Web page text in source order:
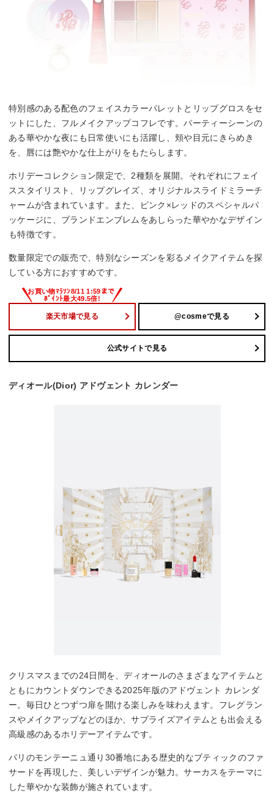
特別感のある配色のフェイスカラーパレットとリップグロスをセ
ットにした、フルメイクアップコフレです。パーティーシーンの
ある華やかな夜にも日常使いにも活躍し、頬や目元にきらめき
を、唇には艶やかな仕上がりをもたらします。
ホリデーコレクション限定で、2種類を展開。それぞれにフェイ
ススタイリスト、リップグレイズ、オリジナルスライドミラーチ
ャームが含まれています。また、ピンク×レッドのスペシャルパ
ッケージに、ブランドエンブレムをあしらった華やかなデザイン
も特徴です。
数量限定での販売で、特別なシーズンを彩るメイクアイテムを探
している方におすすめです。
楽天市場で見る @cosmeで見る
公式サイトで見る
ディオール(Dior) アドヴェント カレンダー
クリスマスまでの24日間を、ディオールのさまざまなアイテムと
ともにカウントダウンできる2025年版のアドヴェント カレンダ
ー。毎日ひとつずつ扉を開ける楽しみを味わえます。フレグラン
スやメイクアップなどのほか、サプライズアイテムとも出会える
高級感のあるホリデーアイテムです。
パリのモンテーニュ通り30番地にある歴史的なブティックのファ
サードを再現した、美しいデザインが魅力。サーカスをテーマに
した華やかな装飾が施されています。